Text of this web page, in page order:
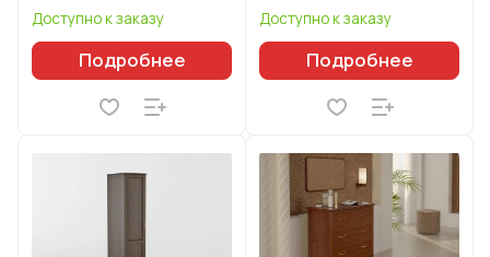
Доступно к заказу
Подробнее
Доступно к заказу
Подробнее